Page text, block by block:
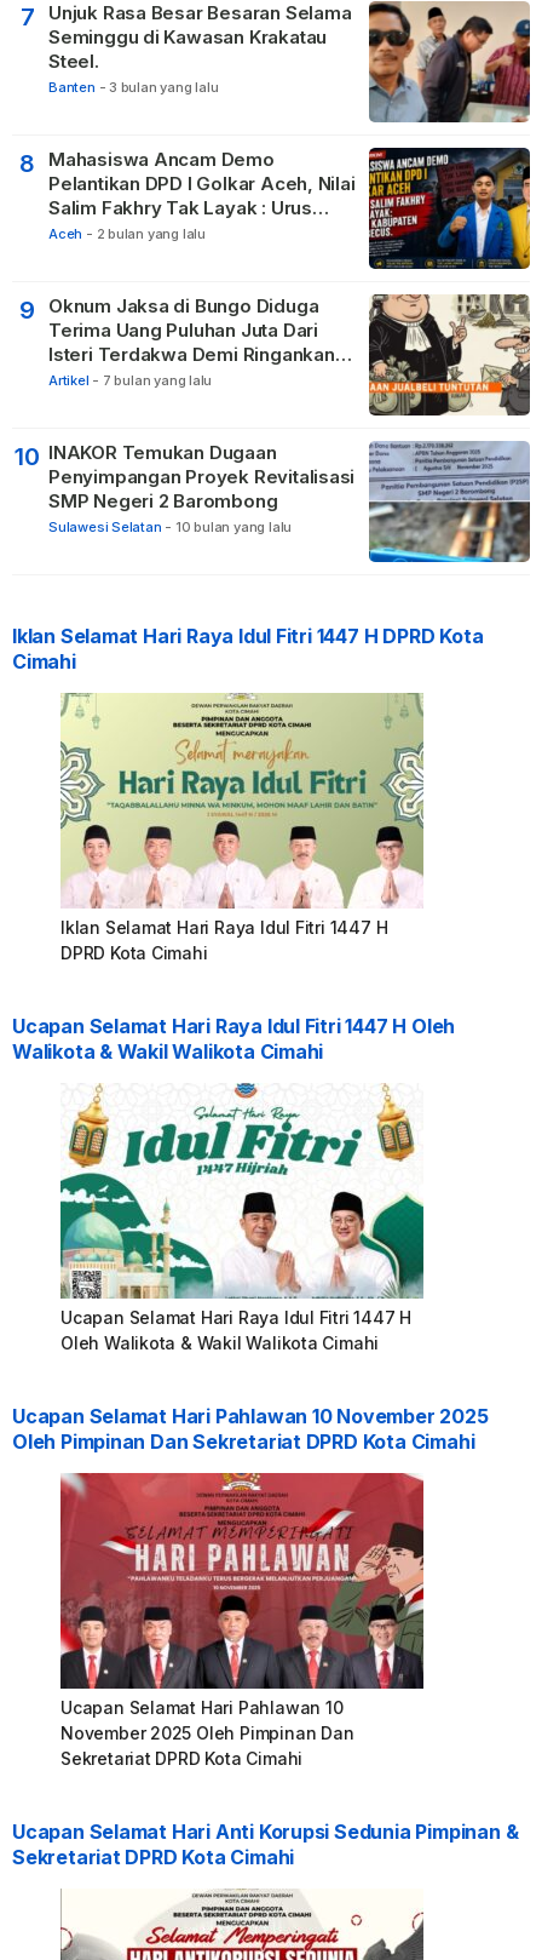
7
Unjuk Rasa Besar Besaran Selama
Seminggu di Kawasan Krakatau
Steel.
Banten - 3 bulan yang lalu
8
Mahasiswa Ancam Demo
Pelantikan DPD I Golkar Aceh, Nilai
Salim Fakhry Tak Layak : Urus
Kabupaten Tak Becus.
Aceh - 2 bulan yang lalu
9
Oknum Jaksa di Bungo Diduga
Terima Uang Puluhan Juta Dari
Isteri Terdakwa Demi Ringankan
Hukuman
Artikel - 7 bulan yang lalu
10 INAKOR Temukan Dugaan
Penyimpangan Proyek Revitalisasi
SMP Negeri 2 Barombong
Sulawesi Selatan - 10 bulan yang lalu
Iklan Selamat Hari Raya Idul Fitri 1447 H DPRD Kota
Cimahi
Iklan Selamat Hari Raya Idul Fitri 1447 H
DPRD Kota Cimahi
Ucapan Selamat Hari Raya Idul Fitri 1447 H Oleh
Walikota & Wakil Walikota Cimahi
Ucapan Selamat Hari Raya Idul Fitri 1447 H
Oleh Walikota & Wakil Walikota Cimahi
Ucapan Selamat Hari Pahlawan 10 November 2025
Oleh Pimpinan Dan Sekretariat DPRD Kota Cimahi
Ucapan Selamat Hari Pahlawan 10
November 2025 Oleh Pimpinan Dan
Sekretariat DPRD Kota Cimahi
Ucapan Selamat Hari Anti Korupsi Sedunia Pimpinan &
Sekretariat DPRD Kota Cimahi